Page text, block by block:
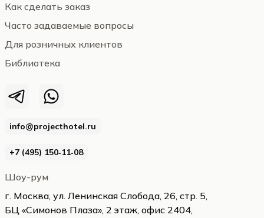
info@projecthotel.ru
+7 (495) 150‑11‑08
Шоу-рум
г. Москва, ул. Ленинская Слобода, 26, стр. 5,
БЦ «Симонов Плаза», 2 этаж, офис 2404,
Как сделать заказ
Часто задаваемые вопросы
Для розничных клиентов
Библиотека